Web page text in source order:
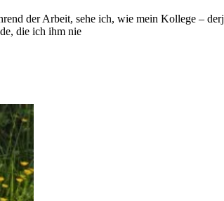
der Arbeit, sehe ich, wie mein Kollege –
die ich ihm nie